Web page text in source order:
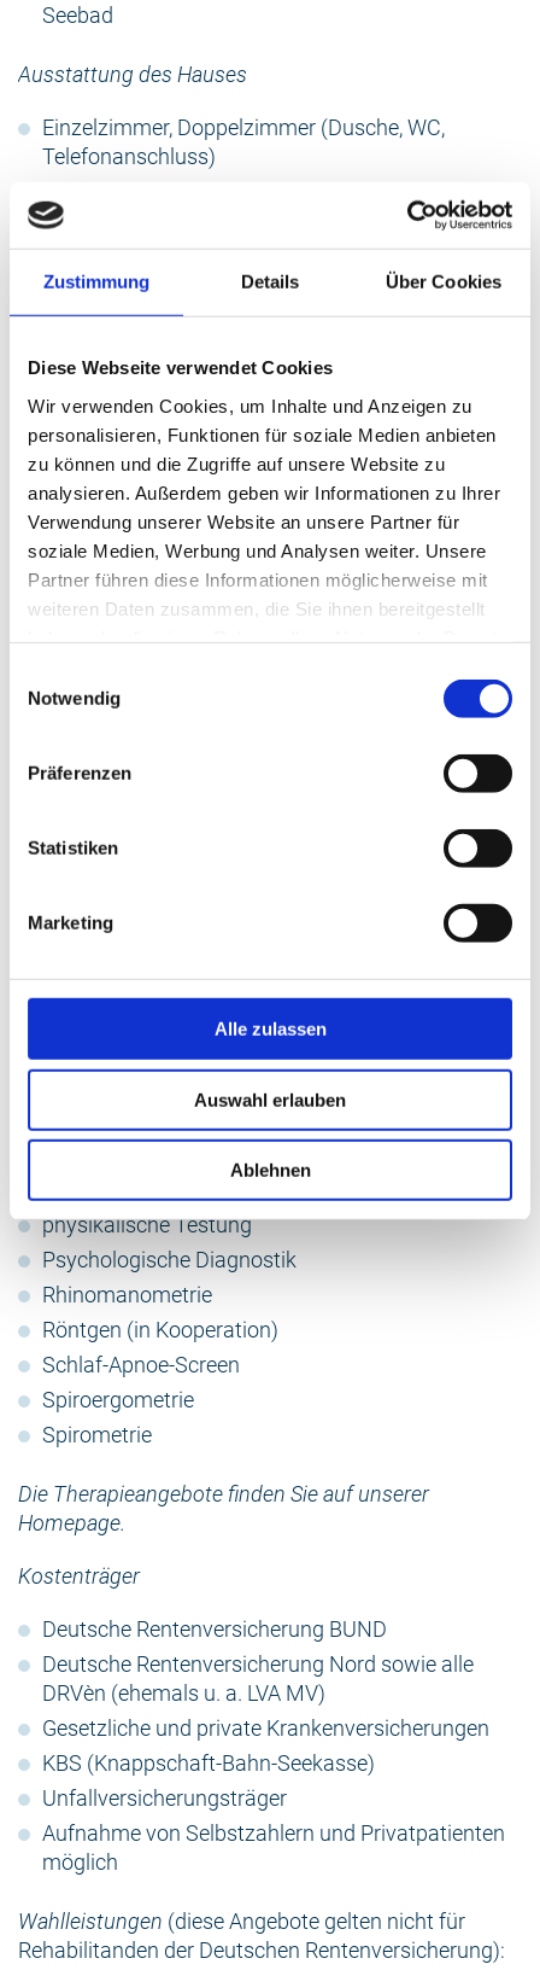
Zustimmung Details Über Cookies
Diese Webseite verwendet Cookies
Wir verwenden Cookies, um Inhalte und Anzeigen zu
personalisieren, Funktionen für soziale Medien anbieten
zu können und die Zugriffe auf unsere Website zu
analysieren. Außerdem geben wir Informationen zu Ihrer
Verwendung unserer Website an unsere Partner für
soziale Medien, Werbung und Analysen weiter. Unsere
Partner führen diese Informationen möglicherweise mit
weiteren Daten zusammen, die Sie ihnen bereitgestellt
Notwendig
Präferenzen
Statistiken
Marketing
Alle zulassen
Auswahl erlauben
Ablehnen
Seebad
Ausstattung des Hauses
Einzelzimmer, Doppelzimmer (Dusche, WC,
Telefonanschluss)
Panoramafenster, größer, Dusche, WC,
Telefonanschluss) - nicht für Rehabilitanden der
Deutschen Rentenversicherung
WLAN im ganzen Haus, Internetterminal
Café MEDIAN mit schöner Gartenterrasse
Frisör / Kosmetik / Fußpflege
Gymnastikhalle
Klinikeigener Fahrradverleih
Sauna & Schwimmhalle (14 x 7 m, 1,32 Tiefe,
Wasser + Luft 31 Grad C)
Strandkorbverleih an zwei Strandabschnitten
Liegewiese mit Liegestühlen
Wassertretbecken
Atemmuskelmessung
Bodyplethysmographie
CO-Messung (Raucherstatus)
physikalische Testung
Psychologische Diagnostik
Rhinomanometrie
Röntgen (in Kooperation)
Schlaf-Apnoe-Screen
Spiroergometrie
Spirometrie
Die Therapieangebote finden Sie auf unserer
Homepage.
Kostenträger
Deutsche Rentenversicherung BUND
Deutsche Rentenversicherung Nord sowie alle
DRVèn (ehemals u. a. LVA MV)
Gesetzliche und private Krankenversicherungen
KBS (Knappschaft-Bahn-Seekasse)
Unfallversicherungsträger
Aufnahme von Selbstzahlern und Privatpatienten
möglich
Wahlleistungen (diese Angebote gelten nicht für
Rehabilitanden der Deutschen Rentenversicherung):